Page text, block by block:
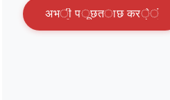
अभी पूछताछ करें